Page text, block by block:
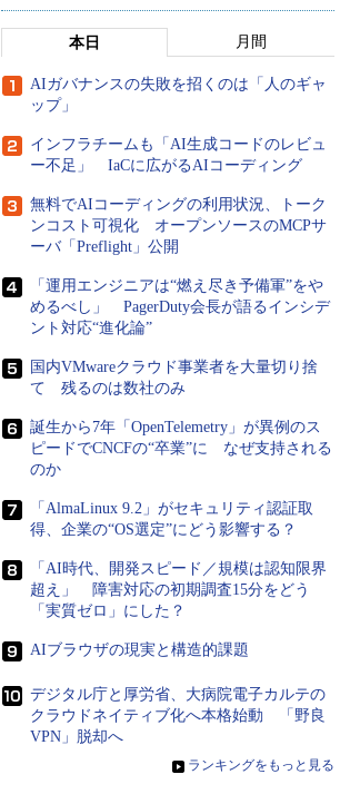
本日 月間
AIガバナンスの失敗を招くのは「人のギャ
ップ」
インフラチームも「AI生成コードのレビュ
ー不足」 IaCに広がるAIコーディング
無料でAIコーディングの利用状況、トーク
ンコスト可視化 オープンソースのMCPサ
ーバ「Preflight」公開
「運用エンジニアは“燃え尽き予備軍”をや
めるべし」 PagerDuty会長が語るインシデ
ント対応“進化論”
国内VMwareクラウド事業者を大量切り捨
て 残るのは数社のみ
誕生から7年「OpenTelemetry」が異例のス
ピードでCNCFの“卒業”に なぜ支持される
のか
「AlmaLinux 9.2」がセキュリティ認証取
得、企業の“OS選定”にどう影響する？
「AI時代、開発スピード／規模は認知限界
超え」 障害対応の初期調査15分をどう
「実質ゼロ」にした？
AIブラウザの現実と構造的課題
デジタル庁と厚労省、大病院電子カルテの
クラウドネイティブ化へ本格始動 「野良
VPN」脱却へ
» ランキングをもっと見る